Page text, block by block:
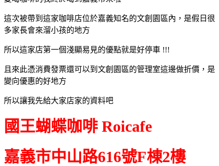
這次被帶到這家咖啡店位於嘉義知名的文創園區內，是假日很
多家長會來溜小孩的地方
所以這家店第一個淺顯易見的優點就是好停車 !!!
且來此憑消費發票還可以到文創園區的管理室這邊做折價，是
變向優惠的好地方
所以讓我先給大家店家的資料吧
國王蝴蝶咖啡 Roicafe
嘉義市中山路616號F棟2樓